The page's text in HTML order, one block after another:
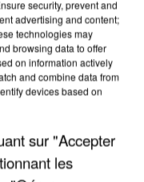
MAFIA
security, prevent and
advertising and content;
technologies may
browsing data to offer
on information actively
and combine data from
devices based on
sur "Accepter
les